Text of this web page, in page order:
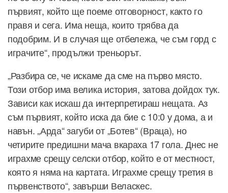
първият, който ще поеме отговорност, както го
правя и сега. Има неща, които трябва да
подобрим. И в случая ще отбележа, че съм горд с
играчите“, продължи треньорът.
„Разбира се, че искаме да сме на първо място.
Този отбор има велика история, затова дойдох тук.
Зависи как искаш да интерпретираш нещата. Аз
съм първият, който иска да бие с 10:0 у дома, а и
навън. „Арда“ загуби от „Ботев“ (Враца), но
четирите предишни мача вкараха 17 гола. Днес не
играхме срещу селски отбор, който е от местност,
която я няма на картата. Играхме срещу третия в
първенството“, завърши Веласкес.